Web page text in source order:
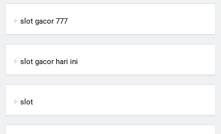
slot gacor 777
slot gacor hari ini
slot